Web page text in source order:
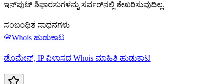
ಇನ್‌ಪುಟ್ ಶಿಫಾರಸುಗಳನ್ನು ಸರ್ವರ್‌ನಲ್ಲಿ ಶೇಖರಿಸುವುದಿಲ್ಲ.
ಸಂಬಂಧಿತ ಸಾಧನಗಳು
📇Whois ಹುಡುಕಾಟ
ಡೊಮೇನ್, IP ವಿಳಾಸದ Whois ಮಾಹಿತಿ ಹುಡುಕಾಟ